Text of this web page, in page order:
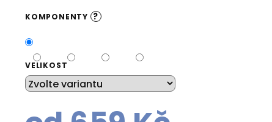
KOMPONENTY ?
VELIKOST